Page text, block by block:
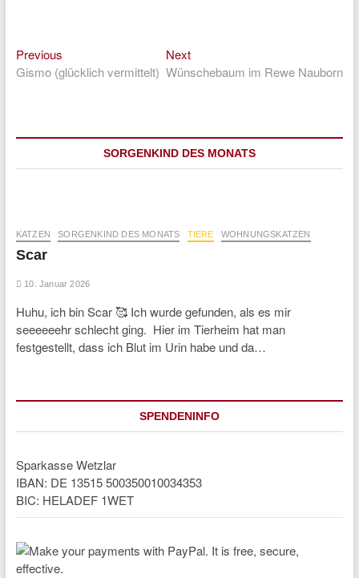
Beitragsnavigation
PreviousPrevious
post:
Gismo (glücklich vermittelt)
NextNext
post:
Wünschebaum im Rewe Nauborn
SORGENKIND DES MONATS
KATZEN SORGENKIND DES MONATS TIERE WOHNUNGSKATZEN
Scar
10. Januar 2026
Huhu, ich bin Scar 🥰 Ich wurde gefunden, als es mir
seeeeeehr schlecht ging. Hier im Tierheim hat man
festgestellt, dass ich Blut im Urin habe und da…
SPENDENINFO
Sparkasse Wetzlar
IBAN: DE 13515 500350010034353
BIC: HELADEF 1WET